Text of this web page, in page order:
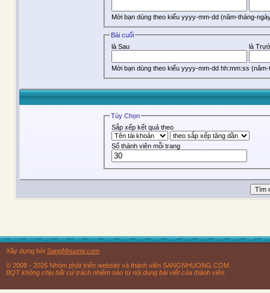
Mời bạn dùng theo kiểu yyyy-mm-dd (năm-tháng-
Bài cuối
là Sau
là
Mời bạn dùng theo kiểu yyyy-mm-dd hh:mm:ss
Tùy Chọn
Sắp xếp kết quả theo
Số thành viên mỗi trang
Xây dựng bởi SangNhuong.com
© 2008 - 2026 Nhóm phát triển website và thành viên SANGNHUONG.COM.
BQT không chịu bất cứ trách nhiệm nào từ nội dung bài viết của thành viên.